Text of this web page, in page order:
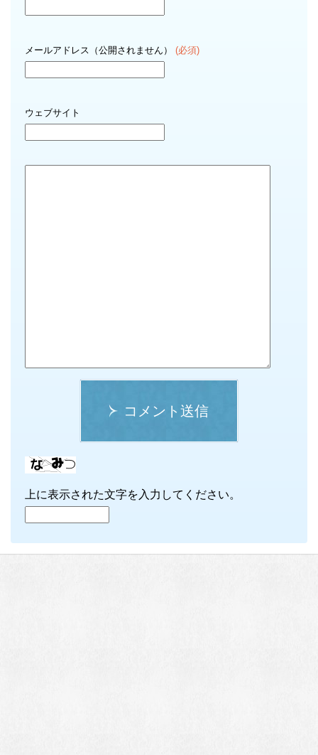
メールアドレス（公開されません） (必須)
ウェブサイト
コメント送信
上に表示された文字を入力してください。